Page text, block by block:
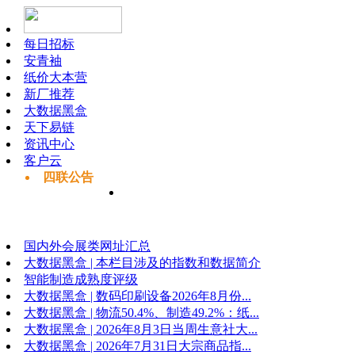
每日招标
安青袖
纸价大本营
新厂推荐
大数据黑盒
天下易链
资讯中心
客户云
四联公告
国内外会展类网址汇总
大数据黑盒 | 本栏目涉及的指数和数据简介
智能制造成熟度评级
大数据黑盒 | 数码印刷设备2026年8月份...
大数据黑盒 | 物流50.4%、制造49.2%：纸...
大数据黑盒 | 2026年8月3日当周生意社大...
大数据黑盒 | 2026年7月31日大宗商品指...